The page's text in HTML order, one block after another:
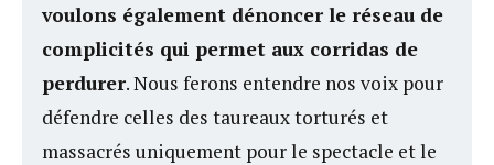
voulons également dénoncer le réseau de
complicités qui permet aux corridas de
perdurer. Nous ferons entendre nos voix pour
défendre celles des taureaux torturés et
massacrés uniquement pour le spectacle et le